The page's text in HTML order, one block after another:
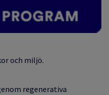
och miljö.
regenerativa